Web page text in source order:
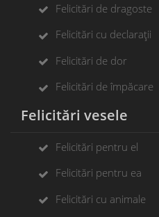
Felicitări de dragoste
Felicitări cu declarații
Felicitări de dor
Felicitări de împăcare
Felicitări vesele
Felicitări pentru el
Felicitări pentru ea
Felicitări cu animale